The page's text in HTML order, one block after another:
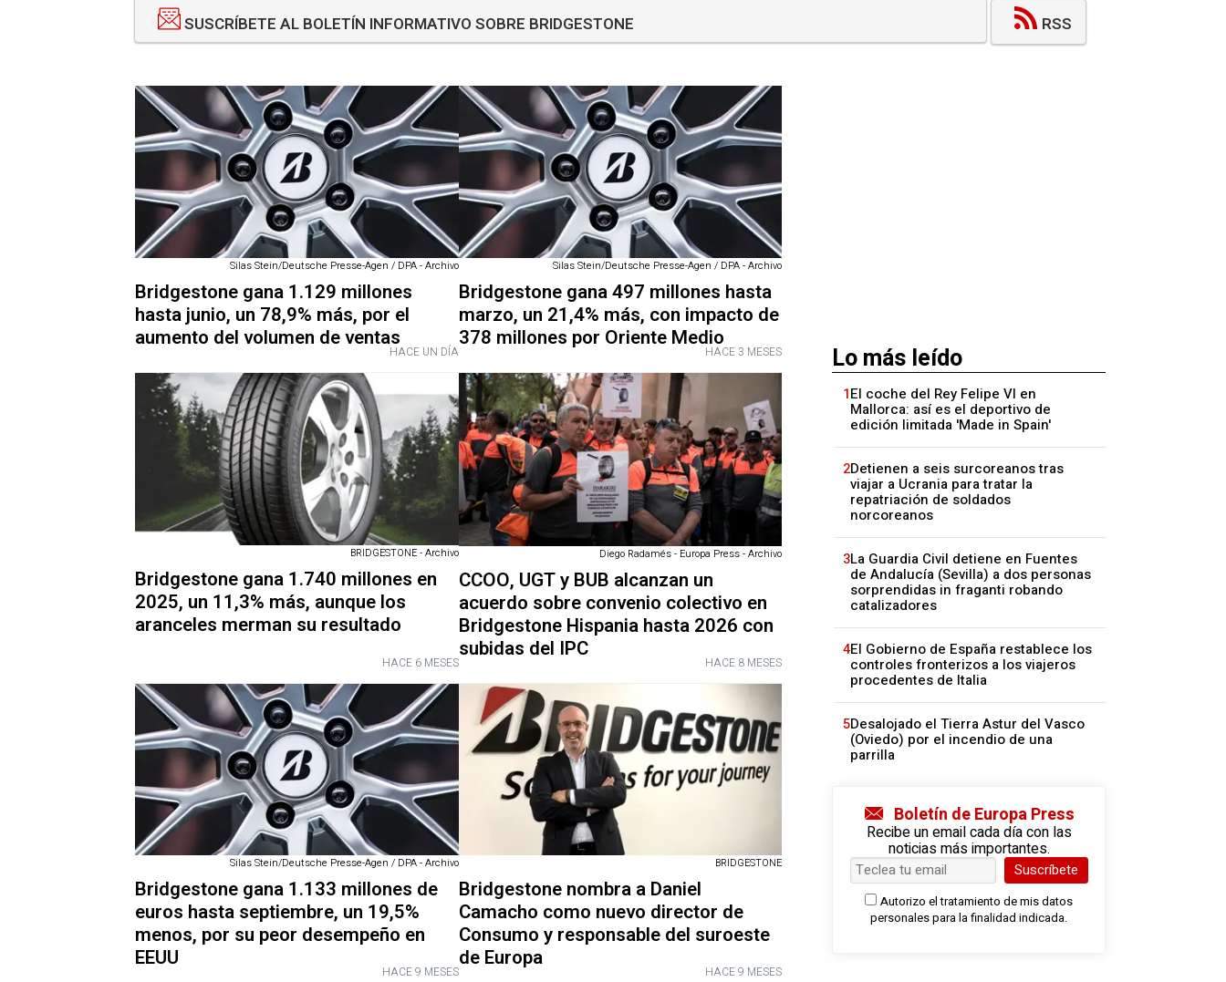
SUSCRÍBETE AL BOLETÍN INFORMATIVO SOBRE BRIDGESTONE RSS
Silas Stein/Deutsche Presse-Agen / DPA - Archivo
Bridgestone gana 1.129 millones
hasta junio, un 78,9% más, por el
aumento del volumen de ventasHACE UN DÍA
Silas Stein/Deutsche Presse-Agen / DPA - Archivo
Bridgestone gana 497 millones hasta
marzo, un 21,4% más, con impacto de
378 millones por Oriente MedioHACE 3 MESES
BRIDGESTONE - Archivo
Bridgestone gana 1.740 millones en
2025, un 11,3% más, aunque los
aranceles merman su resultado
HACE 6 MESES
Diego Radamés - Europa Press - Archivo
CCOO, UGT y BUB alcanzan un
acuerdo sobre convenio colectivo en
Bridgestone Hispania hasta 2026 con
subidas del IPC
HACE 8 MESES
Silas Stein/Deutsche Presse-Agen / DPA - Archivo
Bridgestone gana 1.133 millones de
euros hasta septiembre, un 19,5%
menos, por su peor desempeño en
EEUU
HACE 9 MESES
BRIDGESTONE
Bridgestone nombra a Daniel
Camacho como nuevo director de
Consumo y responsable del suroeste
de Europa
HACE 9 MESES
Lo más leído
1El coche del Rey Felipe VI en
Mallorca: así es el deportivo de
edición limitada 'Made in Spain'
2Detienen a seis surcoreanos tras
viajar a Ucrania para tratar la
repatriación de soldados
norcoreanos
3La Guardia Civil detiene en Fuentes
de Andalucía (Sevilla) a dos personas
sorprendidas in fraganti robando
catalizadores
4El Gobierno de España restablece los
controles fronterizos a los viajeros
procedentes de Italia
5Desalojado el Tierra Astur del Vasco
(Oviedo) por el incendio de una
parrilla
Boletín de Europa Press
Recibe un email cada día con las
noticias más importantes.
Suscríbete
Autorizo el tratamiento de mis datos
personales para la finalidad indicada.